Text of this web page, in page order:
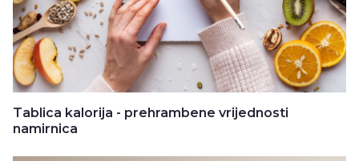
Tablica kalorija - prehrambene vrijednosti
namirnica